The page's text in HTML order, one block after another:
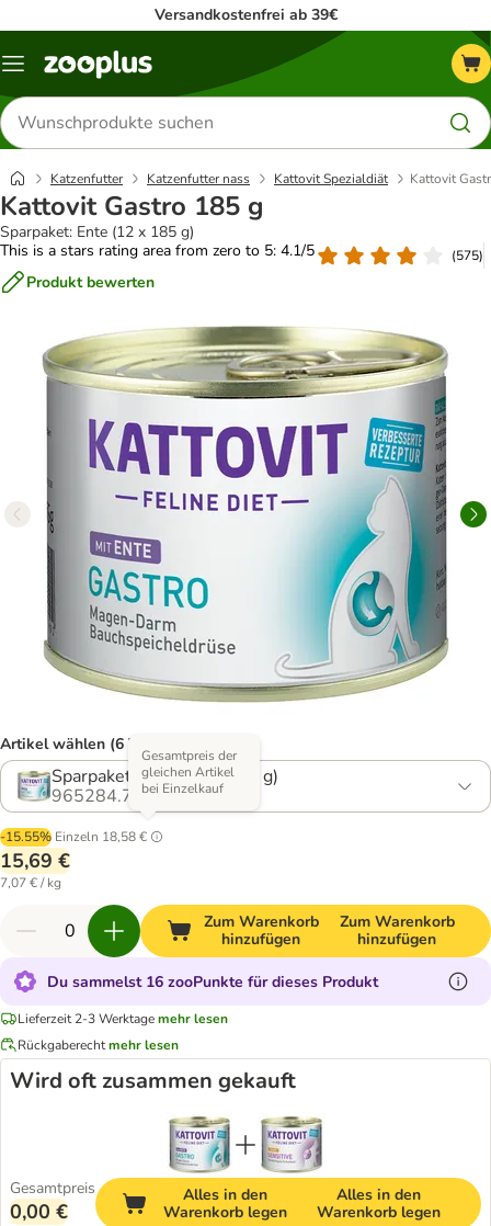
Versandkostenfrei ab 39€
Menü
Produkte
suchen
Katzenfutter Katzenfutter nass Kattovit Spezialdiät Kattovit
Kattovit Gastro 185 g
Sparpaket: Ente (12 x 185 g)
This is a stars rating area from zero to 5: 4.1/5
(575)
Produkt bewerten
Artikel wählen (6 Varianten)
Sparpaket: Ente (12 x 185 g)
965284.7
-15.55% Einzeln 18,58 €
Gesamtpreis der
gleichen Artikel
bei Einzelkauf
15,69 €
7,07 € / kg
Zum Warenkorb
hinzufügen
Zum Warenkorb
hinzufügen
Du sammelst 16 zooPunkte für dieses Produkt
Lieferzeit 2-3 Werktagemehr lesen
Rückgaberechtmehr lesen
Wird oft zusammen gekauft
Gesamtpreis
0,00 €
Alles in den
Warenkorb legen
Alles in den
Warenkorb legen